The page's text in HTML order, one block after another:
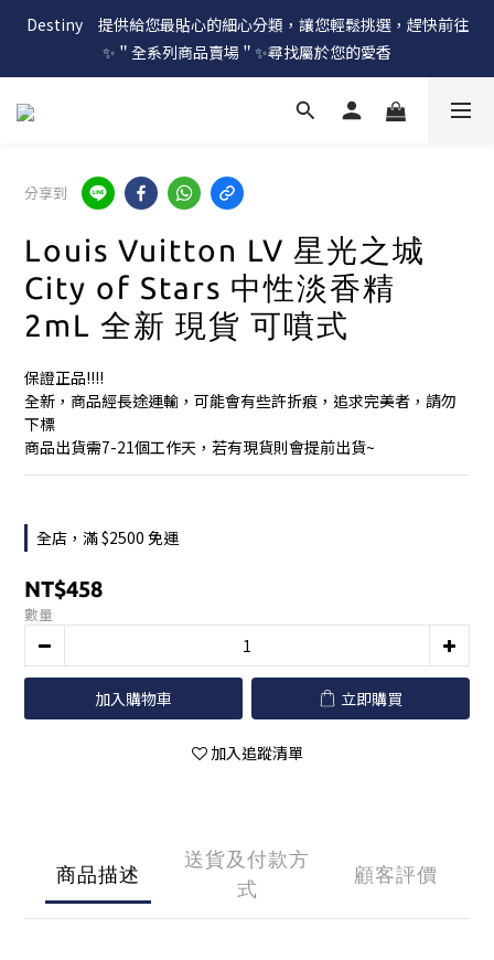
Destiny　提供給您最貼心的細心分類，讓您輕鬆挑選，趕快前往
✨＂全系列商品賣場＂✨尋找屬於您的愛香
分享到
Louis Vuitton LV 星光之城
City of Stars 中性淡香精
2mL 全新 現貨 可噴式
保證正品!!!!
全新，商品經長途運輸，可能會有些許折痕，追求完美者，請勿
下標
商品出貨需7-21個工作天，若有現貨則會提前出貨~
全店，滿 $2500 免運
NT$458
數量
加入購物車 立即購買
加入追蹤清單
商品描述
送貨及付款方
式
顧客評價